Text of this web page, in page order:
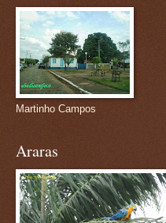
Martinho Campos
Araras